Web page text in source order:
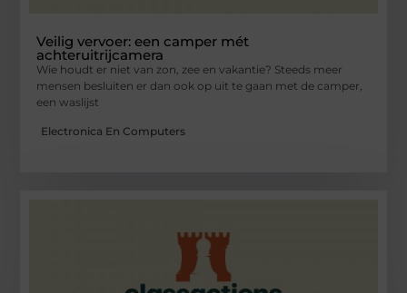
Veilig vervoer: een camper mét
achteruitrijcamera
Wie houdt er niet van zon, zee en vakantie? Steeds meer
mensen besluiten er dan ook op uit te gaan met de camper,
een waslijst
Electronica En Computers